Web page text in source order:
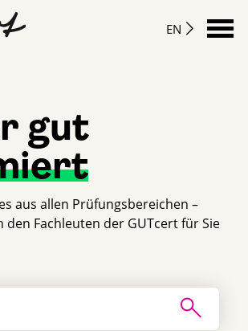
EN
gut
aus allen Prüfungsbereichen –
den Fachleuten der GUTcert für Sie